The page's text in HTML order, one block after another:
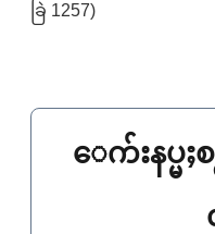
ခြဲ 1257)
ေက်းနပ္မႈ